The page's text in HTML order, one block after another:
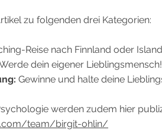
zu folgenden drei Kategorien:
Reise nach Finnland oder Island
dein eigener
Gewinne und halte deine
werden zudem hier
team/birgit-ohlin/